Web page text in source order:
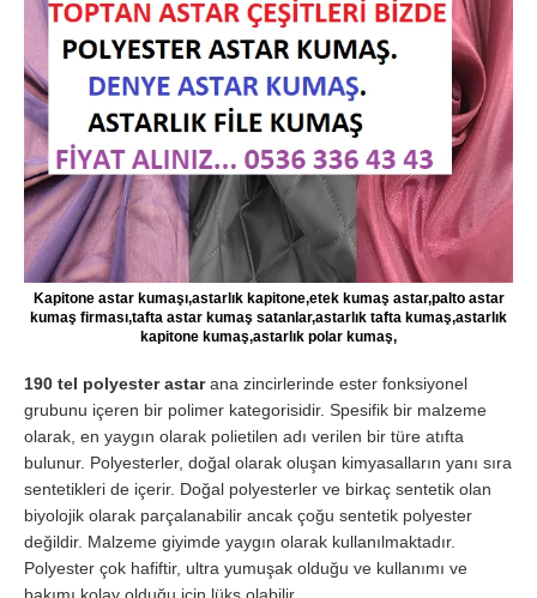
Kapitone astar kumaşı,astarlık kapitone,etek kumaş astar,palto astar
kumaş firması,tafta astar kumaş satanlar,astarlık tafta kumaş,astarlık
kapitone kumaş,astarlık polar kumaş,
190 tel polyester astarana zincirlerinde ester fonksiyonel
grubunu içeren bir polimer kategorisidir. Spesifik bir malzeme
olarak, en yaygın olarak polietilen adı verilen bir türe atıfta
bulunur. Polyesterler, doğal olarak oluşan kimyasalların yanı sıra
sentetikleri de içerir. Doğal polyesterler ve birkaç sentetik olan
biyolojik olarak parçalanabilir ancak çoğu sentetik polyester
değildir. Malzeme giyimde yaygın olarak kullanılmaktadır.
Polyester çok hafiftir, ultra yumuşak olduğu ve kullanımı ve